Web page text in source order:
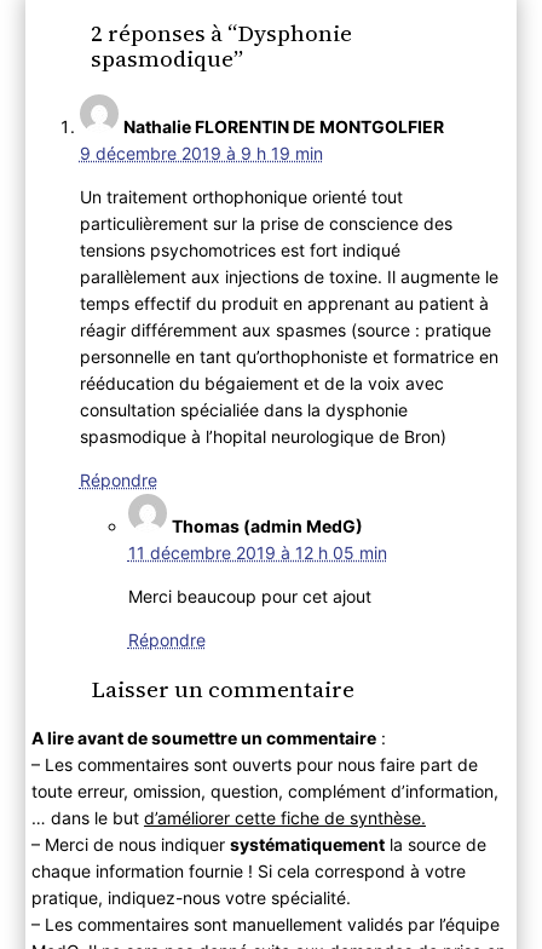
2 réponses à “Dysphonie
spasmodique”
Nathalie FLORENTIN DE MONTGOLFIER
9 décembre 2019 à 9 h 19 min
Un traitement orthophonique orienté tout
particulièrement sur la prise de conscience des
tensions psychomotrices est fort indiqué
parallèlement aux injections de toxine. Il augmente le
temps effectif du produit en apprenant au patient à
réagir différemment aux spasmes (source : pratique
personnelle en tant qu’orthophoniste et formatrice en
rééducation du bégaiement et de la voix avec
consultation spécialiée dans la dysphonie
spasmodique à l’hopital neurologique de Bron)
Répondre
Thomas (admin MedG)
11 décembre 2019 à 12 h 05 min
Merci beaucoup pour cet ajout
Répondre
Laisser un commentaire
A lire avant de soumettre un commentaire:
– Les commentaires sont ouverts pour nous faire part de
toute erreur, omission, question, complément d’information,
… dans le but d’améliorer cette fiche de synthèse.
– Merci de nous indiquer systématiquementla source de
chaque information fournie ! Si cela correspond à votre
pratique, indiquez-nous votre spécialité.
– Les commentaires sont manuellement validés par l’équipe